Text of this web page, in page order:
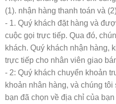
(1). nhận hàng thanh toán và
- 1. Quý khách đặt hàng và
cuộc gọi trực tiếp. Qua đó,
khách. Quý khách nhận hàng,
trực tiếp cho nhân viên giao
- 2: Quý khách chuyển khoản
khoản nhân hàng, và chúng
bạn đã chọn về địa chỉ của bạn